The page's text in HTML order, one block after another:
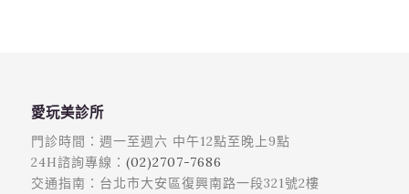
愛玩美診所
門診時間：週一至週六 中午12點至晚上9點
24H諮詢專線： (02)2707-7686
交通指南：台北市大安區復興南路一段321號2樓